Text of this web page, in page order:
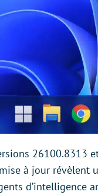
26100.8313
à jour révèlent